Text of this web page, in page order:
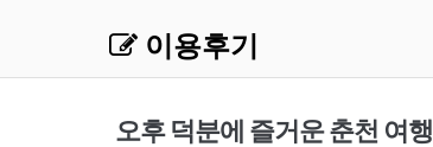
이용후기
오후 덕분에 즐거운 춘천 여